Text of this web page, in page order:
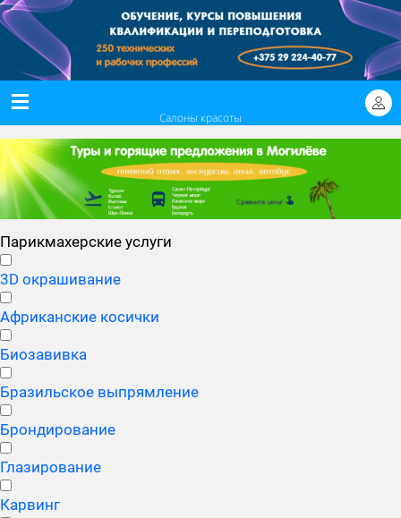
Салоны красоты
Парикмахерские услуги
3D окрашивание
Африканские косички
Биозавивка
Бразильское выпрямление
Брондирование
Глазирование
Карвинг